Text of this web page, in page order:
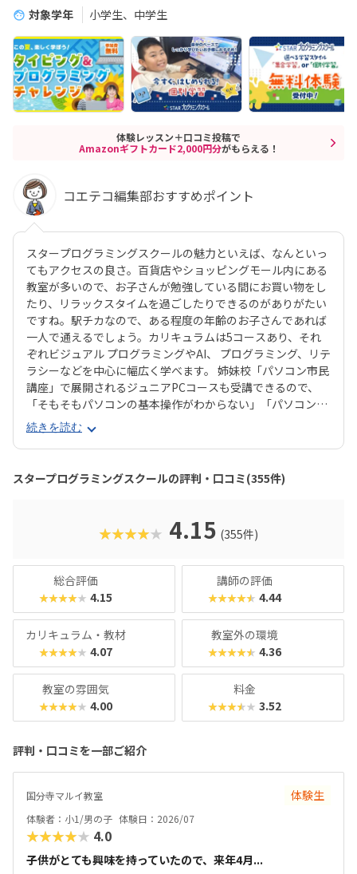
対象学年
小学生、中学生
体験レッスン＋口コミ投稿で
Amazonギフトカード2,000円分がもらえる！
コエテコ編集部おすすめポイント
スタープログラミングスクールの魅力といえば、なんといっ
てもアクセスの良さ。百貨店やショッピングモール内にある
教室が多いので、お子さんが勉強している間にお買い物をし
たり、リラックスタイムを過ごしたりできるのがありがたい
ですね。駅チカなので、ある程度の年齢のお子さんであれば
一人で通えるでしょう。カリキュラムは5コースあり、それ
ぞれビジュアル プログラミングやAI、 プログラミング、リテ
ラシーなどを中心に幅広く学べます。 姉妹校「パソコン市民
講座」で展開されるジュニアPCコースも受講できるので、
「そもそもパソコンの基本操作がわからない」「パソコンで
何ができるかを学びたい」といったお子さんにもピッタリで
す。それぞれのお子さんの興味に合ったコースが見つかりや
すいのは安心ですね。スタープログラミングスクールは、過
去に総務省「若年層に対するプログラミング教育の普及推
進」事業に採択され、新潟市の小中学校で授業を実施した実
の顔は真剣そのもの。やる気があればどんどん高度なものが
作れるので、のめり込むタイプのお子さんにおすすめの教室
京大学の伊藤謝恩ホールで行われるというから驚き。プログ
ラミングスキルはもちろん、企画書を書いたり、プレゼンを
したりといったスキルもつけることができます。母体は大人
向けのパソコンスクールなので、「ついでに自分もスキルア
ップしてみようかな？」なんてこともできちゃいますよ！
続きを読む
スタープログラミングスクールの評判・口コミ(355件)
★★★★★ 4.15 (355件)
総合評価
★★★★★ 4.15
講師の評価
★★★★★ 4.44
カリキュラム・教材
★★★★★ 4.07
教室外の環境
★★★★★ 4.36
教室の雰囲気
★★★★★ 4.00
料金
★★★★★ 3.52
評判・口コミを一部ご紹介
国分寺マルイ教室 体験生
体験者：小1/男の子 体験日：2026/07
★★★★★ 4.0
子供がとても興味を持っていたので、来年4月...